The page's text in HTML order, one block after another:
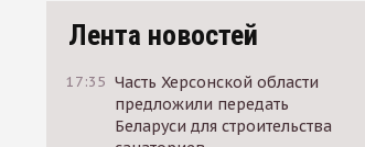
Лента новостей
17:35 Часть Херсонской области
предложили передать
Беларуси для строительства